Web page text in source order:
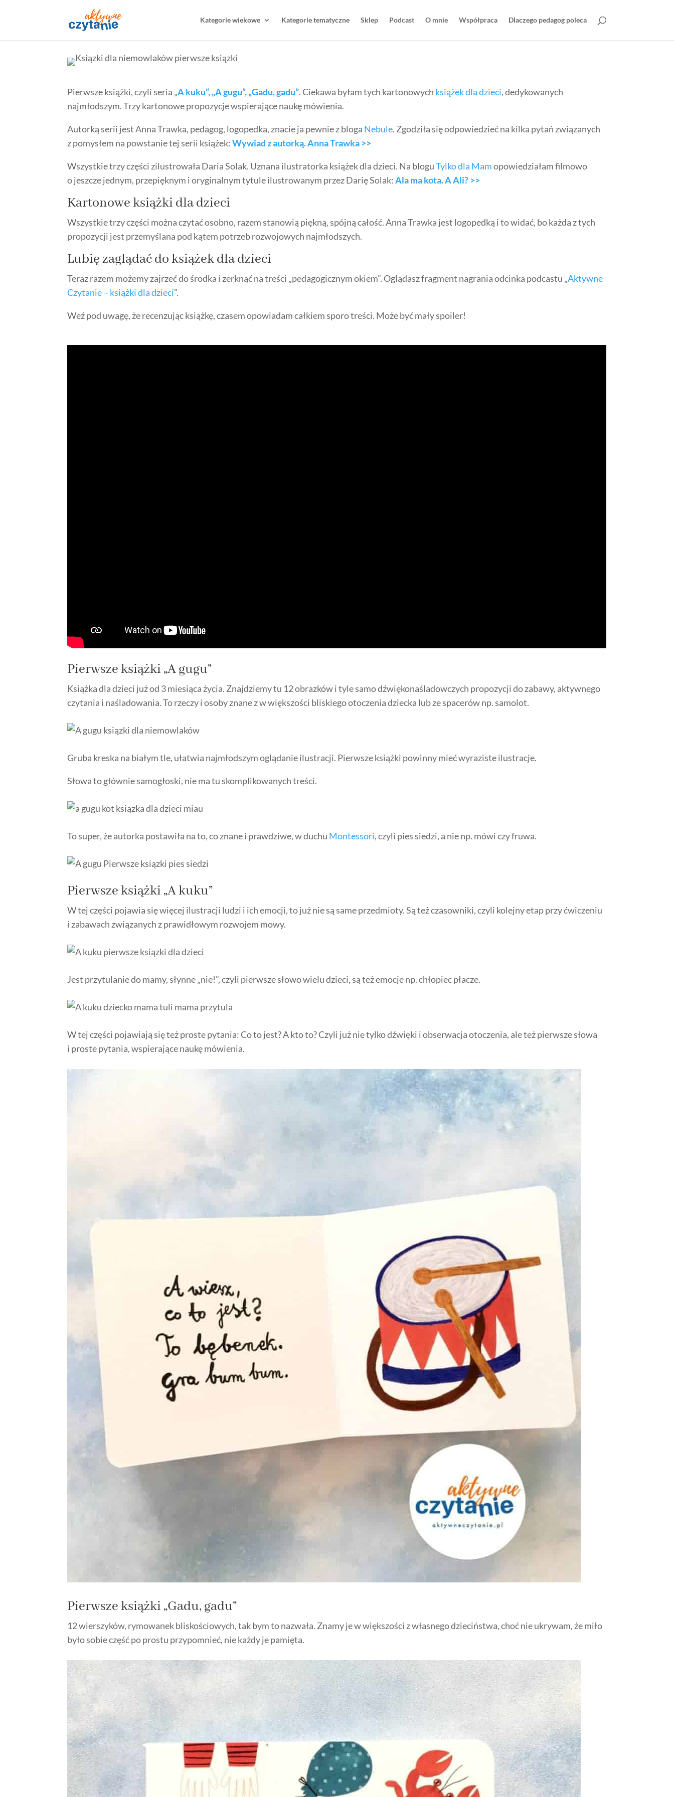
Kategorie wiekowe Kategorie tematyczne Sklep Podcast O mnie Współpraca Dlaczego pedagog poleca
Pierwsze książki, czyli seria „A kuku”, „A gugu”, „Gadu, gadu”. Ciekawa byłam tych kartonowych książek dla dzieci, dedykowanych
najmłodszym. Trzy kartonowe propozycje wspierające naukę mówienia.
Autorką serii jest Anna Trawka, pedagog, logopedka, znacie ja pewnie z bloga Nebule. Zgodziła się odpowiedzieć na kilka pytań związanych
z pomysłem na powstanie tej serii książek:Wywiad z autorką. Anna Trawka >>
Wszystkie trzy części zilustrowała Daria Solak. Uznana ilustratorka książek dla dzieci. Na bloguTylko dla Mamopowiedziałam filmowo
o jeszcze jednym, przepięknym i oryginalnym tytule ilustrowanym przez Darię Solak:Ala ma kota. A Ali? >>
Kartonowe książki dla dzieci
Wszystkie trzy części można czytać osobno, razem stanowią piękną, spójną całość. Anna Trawka jest logopedką i to widać, bo każda z tych
propozycji jest przemyślana pod kątem potrzeb rozwojowych najmłodszych.
Lubię zaglądać doksiążek dla dzieci
Teraz razem możemy zajrzeć do środka i zerknąć na treści „pedagogicznym okiem”. Oglądasz fragment nagrania odcinka podcastu „Aktywne
Czytanie – książki dla dzieci”.
Weź pod uwagę, że recenzując książkę, czasem opowiadam całkiem sporo treści. Może być mały spoiler!
Pierwsze książki „A gugu”
Książka dla dzieci już od 3 miesiąca życia. Znajdziemy tu 12 obrazków i tyle samo dźwiękonaśladowczych propozycji do zabawy, aktywnego
czytania i naśladowania. To rzeczy i osoby znane z w większości bliskiego otoczenia dziecka lub ze spacerów np. samolot.
Gruba kreska na białym tle, ułatwia najmłodszym oglądanie ilustracji. Pierwsze książki powinny mieć wyraziste ilustracje.
Słowa to głównie samogłoski, nie ma tu skomplikowanych treści.
To super, że autorka postawiła na to, co znane i prawdziwe, w duchu Montessori, czyli pies siedzi, a nie np. mówi czy fruwa.
Pierwsze książki „A kuku”
W tej części pojawia się więcej ilustracji ludzi i ich emocji, to już nie są same przedmioty. Są też czasowniki, czyli kolejny etap przy ćwiczeniu
i zabawach związanych z prawidłowym rozwojem mowy.
Jest przytulanie do mamy, słynne „nie!”, czyli pierwsze słowo wielu dzieci, są też emocje np. chłopiec płacze.
W tej części pojawiają się też proste pytania: Co to jest? A kto to? Czyli już nie tylko dźwięki i obserwacja otoczenia, ale też pierwsze słowa
i proste pytania, wspierające naukę mówienia.
Pierwsze książki „Gadu, gadu”
12 wierszyków, rymowanek bliskościowych, tak bym to nazwała. Znamy je w większości z własnego dzieciństwa, choć nie ukrywam, że miło
było sobie część po prostu przypomnieć, nie każdy je pamięta.